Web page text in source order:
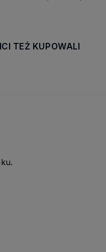
TEŻ KUPOWALI